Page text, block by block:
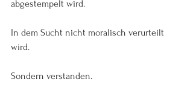
abgestempelt wird.
In dem Sucht nicht moralisch verurteilt
wird.
Sondern verstanden.